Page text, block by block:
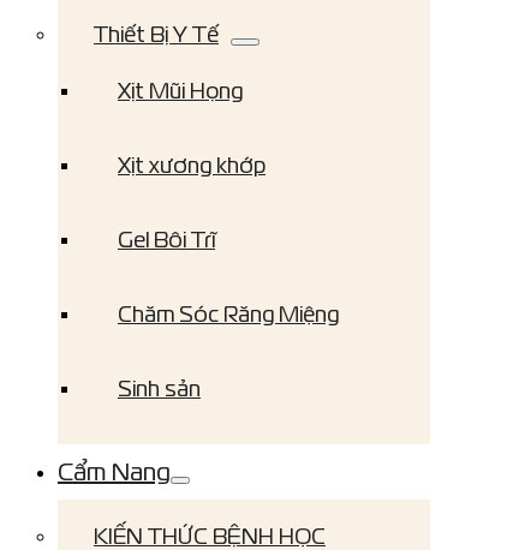
Thiết Bị Y Tế
Xịt Mũi Họng
Xịt xương khớp
Gel Bôi Trĩ
Chăm Sóc Răng Miệng
Sinh sản
Cẩm Nang
KIẾN THỨC BỆNH HỌC